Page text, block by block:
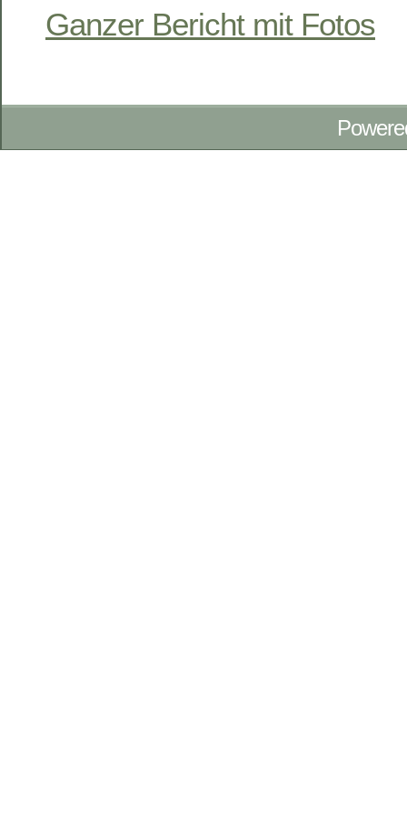
Ganzer Bericht mit Fotos